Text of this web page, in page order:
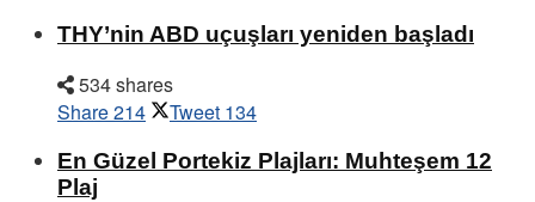
THY’nin ABD uçuşları yeniden başladı
534 shares
Share214 Tweet 134
En Güzel Portekiz Plajları: Muhteşem 12
Plaj